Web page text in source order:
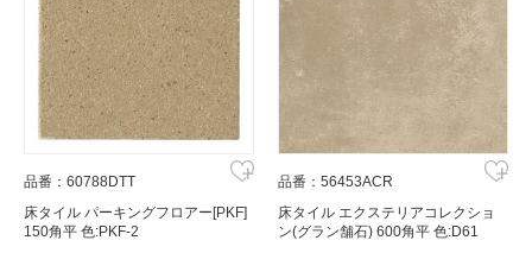
品番：60788DTT
床タイル パーキングフロアー[PKF]
150角平 色:PKF-2
品番：56453ACR
床タイル エクステリアコレクショ
ン(グラン舗石) 600角平 色:D61